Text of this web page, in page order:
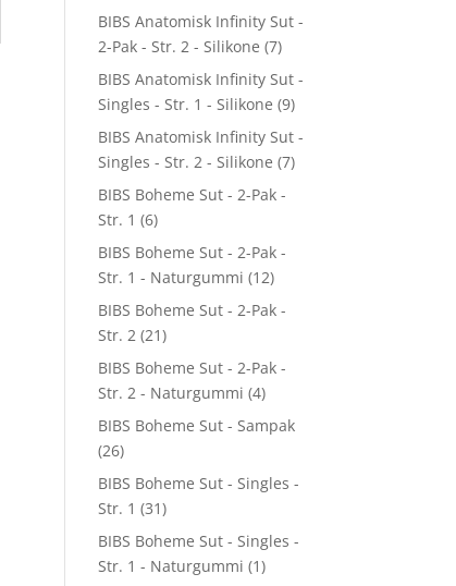
BIBS Anatomisk Infinity Sut -
2-Pak - Str. 2 - Silikone (7)
BIBS Anatomisk Infinity Sut -
Singles - Str. 1 - Silikone (9)
BIBS Anatomisk Infinity Sut -
Singles - Str. 2 - Silikone (7)
BIBS Boheme Sut - 2-Pak -
Str. 1 (6)
BIBS Boheme Sut - 2-Pak -
Str. 1 - Naturgummi (12)
BIBS Boheme Sut - 2-Pak -
Str. 2 (21)
BIBS Boheme Sut - 2-Pak -
Str. 2 - Naturgummi (4)
BIBS Boheme Sut - Sampak
(26)
BIBS Boheme Sut - Singles -
Str. 1 (31)
BIBS Boheme Sut - Singles -
Str. 1 - Naturgummi (1)